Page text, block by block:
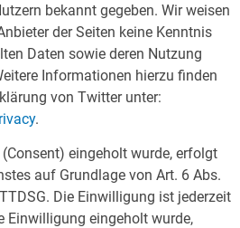
bekannt gegeben. Wir weisen
der Seiten keine Kenntnis
Daten sowie deren Nutzung
Informationen hierzu finden
von Twitter unter:
.
eingeholt wurde, erfolgt
auf Grundlage von Art. 6 Abs.
Die Einwilligung ist jederzeit
Einwilligung eingeholt wurde,